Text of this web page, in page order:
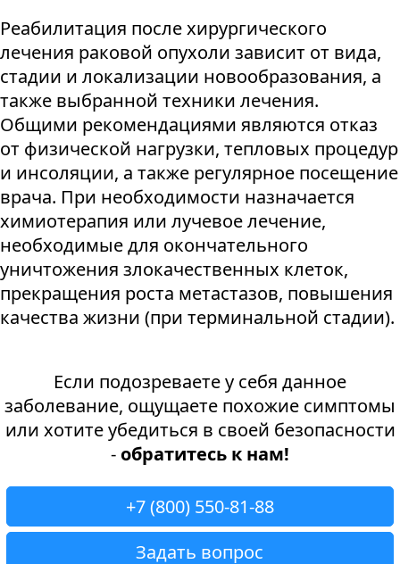
Реабилитация после хирургического
лечения раковой опухоли зависит от вида,
стадии и локализации новообразования, а
также выбранной техники лечения.
Общими рекомендациями являются отказ
от физической нагрузки, тепловых процедур
и инсоляции, а также регулярное посещение
врача. При необходимости назначается
химиотерапия или лучевое лечение,
необходимые для окончательного
уничтожения злокачественных клеток,
прекращения роста метастазов, повышения
качества жизни (при терминальной стадии).
Если подозреваете у себя данное
заболевание, ощущаете похожие симптомы
или хотите убедиться в своей безопасности
- обратитесь к нам!
+7 (800) 550-81-88
Задать вопрос